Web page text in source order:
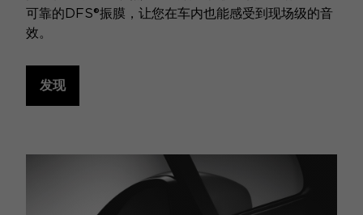
可靠的DFS®振膜，让您在车内也能感受到现场级的音
效。
发现